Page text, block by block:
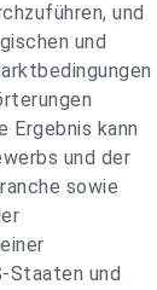
und
und
Ergebnis kann
und der
sowie
Staaten und